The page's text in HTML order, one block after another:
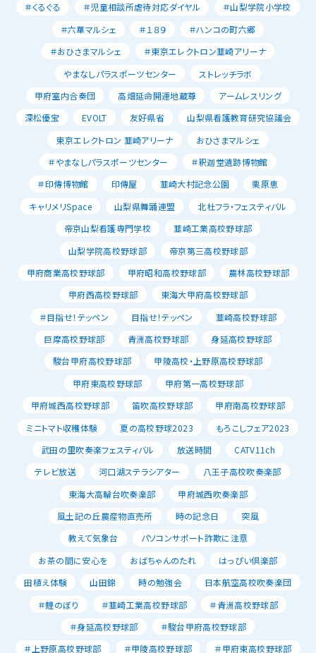
＃くるぐる
＃児童相談所虐待対応ダイヤル
＃山梨学院小学校
＃六華マルシェ
＃１８９
＃ハンコの町六郷
＃おひさまマルシェ
＃東京エレクトロン韮崎アリーナ
やまなしパラスポーツセンター
ストレッチラボ
甲府室内合奏団
高畑延命開運地蔵尊
アームレスリング
深松優宝
EVOLT 友好県省
山梨県看護教育研究協議会
東京エレクトロン 韮崎アリーナ
おひさまマルシェ
＃やまなしパラスポーツセンター
＃釈迦堂遺跡博物館
＃印傳博物館
印傳屋 韮崎大村記念公園
栗原恵
キャリメリSpace
山梨県舞踊連盟
北杜フラ・フェスティバル
帝京山梨看護専門学校
韮崎工業高校野球部
山梨学院高校野球部
帝京第三高校野球部
甲府商業高校野球部
甲府昭和高校野球部
農林高校野球部
甲府西高校野球部
東海大甲府高校野球部
＃目指せ！テッペン
目指せ！テッペン
韮崎高校野球部
巨摩高校野球部
青洲高校野球部
身延高校野球部
駿台甲府高校野球部
甲陵高校・上野原高校野球部
甲府東高校野球部
甲府第一高校野球部
甲府城西高校野球部
笛吹高校野球部
甲府南高校野球部
ミニトマト収穫体験
夏の高校野球2023
もろこしフェア2023
武田の里吹奏楽フェスティバル
放送時間
CATV11ch
テレビ放送
河口湖ステラシアター
八王子高校吹奏楽部
東海大高輪台吹奏楽部
甲府城西吹奏楽部
風土記の丘農産物直売所
時の記念日
突風
教えて気象台
パソコンサポート詐欺に注意
お茶の間に安心を
おばちゃんのたれ
はっぴい倶楽部
田植え体験
山田錦 時の勉強会
日本航空高校吹奏楽団
＃鯉のぼり
＃韮崎工業高校野球部
＃青洲高校野球部
＃身延高校野球部
＃駿台甲府高校野球部
＃上野原高校野球部
＃甲陵高校野球部
＃甲府東高校野球部